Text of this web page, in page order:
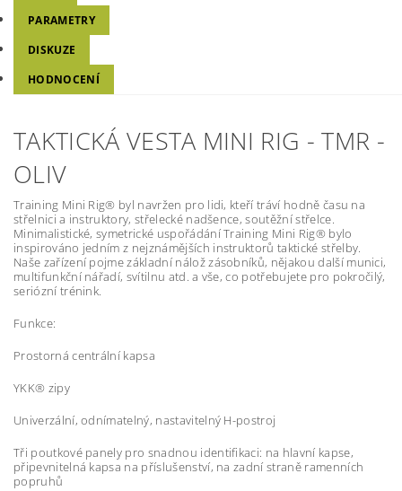
PARAMETRY
DISKUZE
HODNOCENÍ
TAKTICKÁ VESTA MINI RIG - TMR -
OLIV
Training Mini Rig® byl navržen pro lidi, kteří tráví hodně času na
střelnici a instruktory, střelecké nadšence, soutěžní střelce.
Minimalistické, symetrické uspořádání Training Mini Rig® bylo
inspirováno jedním z nejznámějších instruktorů taktické střelby.
Naše zařízení pojme základní nálož zásobníků, nějakou další munici,
multifunkční nářadí, svítilnu atd. a vše, co potřebujete pro pokročilý,
seriózní trénink.
Funkce:
Prostorná centrální kapsa
YKK® zipy
Univerzální, odnímatelný, nastavitelný H-postroj
Tři poutkové panely pro snadnou identifikaci: na hlavní kapse,
připevnitelná kapsa na příslušenství, na zadní straně ramenních
popruhů